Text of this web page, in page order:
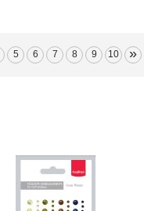
5 6 7 8 9 10 »